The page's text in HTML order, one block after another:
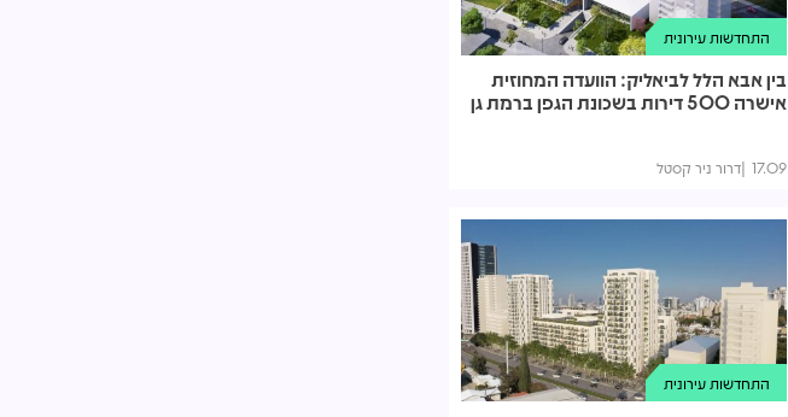
התחדשות עירונית
בין אבא הלל לביאליק: הוועדה המחוזית
אישרה 500 דירות בשכונת הגפן ברמת גן
17.09 דרור ניר קסטל
התחדשות עירונית